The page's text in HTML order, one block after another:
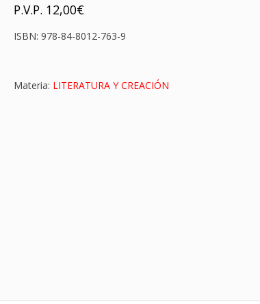
P.V.P. 12,00€
ISBN: 978-84-8012-763-9
Materia: LITERATURA Y CREACIÓN